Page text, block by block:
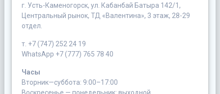
г. Усть-Каменогорск, ул. Кабанбай Батыра 142/1,
Центральный рынок, ТД «Валентина», 3 этаж, 28-29
отдел.
т. +7 (747) 252 24 19
WhatsApp +7 (777) 765 78 40
Часы
Вторник—суббота: 9:00–17:00